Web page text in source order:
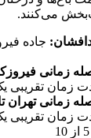
می‌کنند.
جاده
زمانی
تقریبی یک
زمانی تهران
تقریبی یک